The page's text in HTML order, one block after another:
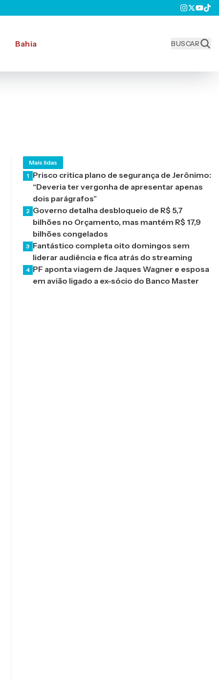
Bahia BUSCAR
Mais lidas
1 Prisco critica plano de segurança de Jerônimo:
“Deveria ter vergonha de apresentar apenas
dois parágrafos”
2 Governo detalha desbloqueio de R$ 5,7
bilhões no Orçamento, mas mantém R$ 17,9
bilhões congelados
3 Fantástico completa oito domingos sem
liderar audiência e fica atrás do streaming
4 PF aponta viagem de Jaques Wagner e esposa
em avião ligado a ex-sócio do Banco Master